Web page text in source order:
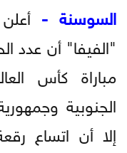
السوسنة -
مباراة كأس
الجنوبية
إلا أن اتساع